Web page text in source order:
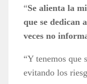
“Se alienta la
que se dedican
veces no
“Y tenemos que
evitando los